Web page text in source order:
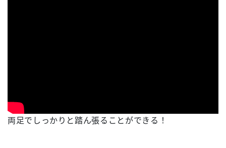
両足でしっかりと踏ん張ることができる！